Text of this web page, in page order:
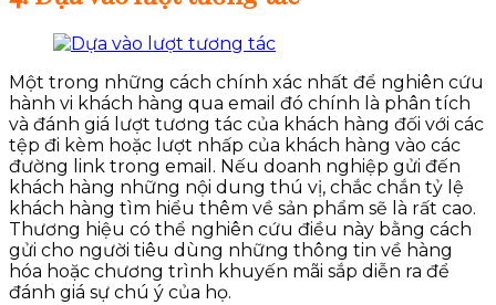
Một trong những cách chính xác nhất để nghiên cứu
hành vi khách hàng qua email đó chính là phân tích
và đánh giá lượt tương tác của khách hàng đối với các
tệp đi kèm hoặc lượt nhấp của khách hàng vào các
đường link trong email. Nếu doanh nghiệp gửi đến
khách hàng những nội dung thú vị, chắc chắn tỷ lệ
khách hàng tìm hiểu thêm về sản phẩm sẽ là rất cao.
Thương hiệu có thể nghiên cứu điều này bằng cách
gửi cho người tiêu dùng những thông tin về hàng
hóa hoặc chương trình khuyến mãi sắp diễn ra để
đánh giá sự chú ý của họ.